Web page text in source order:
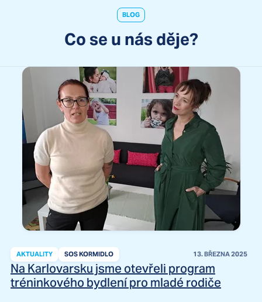
BLOG
Co se u nás děje?
AKTUALITY SOS KORMIDLO 13. BŘEZNA 2025
Na Karlovarsku jsme otevřeli program
tréninkového bydlení pro mladé rodiče